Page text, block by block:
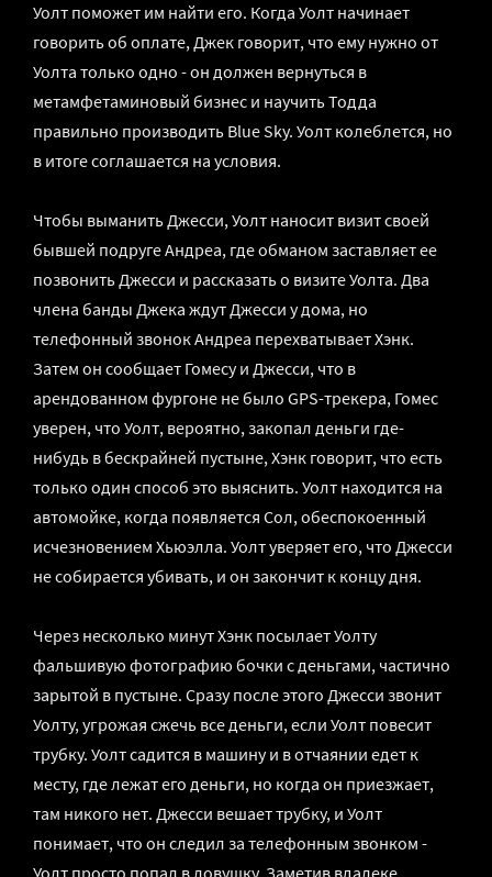
Уолт поможет им найти его. Когда Уолт начинает
говорить об оплате, Джек говорит, что ему нужно от
Уолта только одно - он должен вернуться в
метамфетаминовый бизнес и научить Тодда
правильно производить Blue Sky. Уолт колеблется, но
в итоге соглашается на условия.
Чтобы выманить Джесси, Уолт наносит визит своей
бывшей подруге Андреа, где обманом заставляет ее
позвонить Джесси и рассказать о визите Уолта. Два
члена банды Джека ждут Джесси у дома, но
телефонный звонок Андреа перехватывает Хэнк.
Затем он сообщает Гомесу и Джесси, что в
арендованном фургоне не было GPS-трекера, Гомес
уверен, что Уолт, вероятно, закопал деньги где-
нибудь в бескрайней пустыне, Хэнк говорит, что есть
только один способ это выяснить. Уолт находится на
автомойке, когда появляется Сол, обеспокоенный
исчезновением Хьюэлла. Уолт уверяет его, что Джесси
не собирается убивать, и он закончит к концу дня.
Через несколько минут Хэнк посылает Уолту
фальшивую фотографию бочки с деньгами, частично
зарытой в пустыне. Сразу после этого Джесси звонит
Уолту, угрожая сжечь все деньги, если Уолт повесит
трубку. Уолт садится в машину и в отчаянии едет к
месту, где лежат его деньги, но когда он приезжает,
там никого нет. Джесси вешает трубку, и Уолт
понимает, что он следил за телефонным звонком -
Уолт просто попал в ловушку. Заметив вдалеке